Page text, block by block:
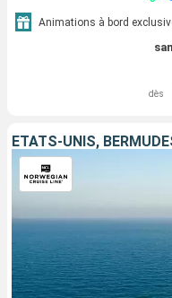
Animations à bord
dès